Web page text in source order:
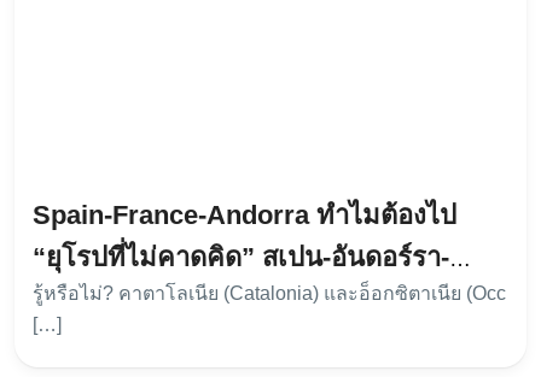
Spain-France-Andorra ทำไมต้องไป
“ยุโรปที่ไม่คาดคิด” สเปน-อันดอร์รา-
ฝรั่งเศส กับ The Wild Chronicles
รู้หรือไม่? คาตาโลเนีย (Catalonia) และอ็อกซิตาเนีย (Occ
[…]